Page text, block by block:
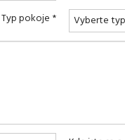
Typ pokoje *